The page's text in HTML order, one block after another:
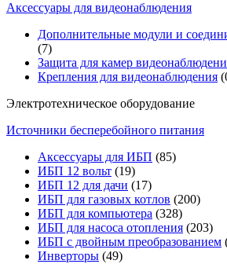
Аксессуары для видеонаблюдения
Дополнительные модули и
(7)
Защита для камер
Крепления для видеонаблюдения
Электротехническое оборудование
Источники бесперебойного питания
Аксессуары для ИБП (85)
ИБП 12 вольт (19)
ИБП 12 для дачи (17)
ИБП для газовых котлов (200)
ИБП для компьютера (328)
ИБП для насоса отопления (203)
ИБП с двойным преобразованием
Инверторы (49)